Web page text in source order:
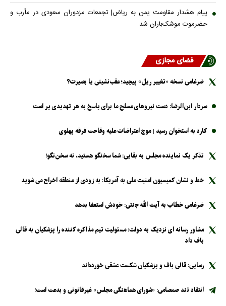
پیام هشدار مقاومت یمن به ریاض| تجمعات مزدوران سعودی در مأرب و
حضرموت موشک‌باران شد
فضای مجازی
ضرغامی نسخه «تغییر ریل» پیچید؛ عقب‌نشینی یا بصیرت؟
سردار ابن‌الرضا: دست نیرو‌های مسلح ما برای پاسخ به هر تهدیدی پر است
کارد به استخوان رسید | موج اعتراضات علیه وقاحت فرقه پهلوی
تذکر یک نماینده مجلس به بقایی: شما سخنگو هستید، نه سخن‌نگو!
خط و نشان کمیسیون امنیت ملی به آمریکا: به زودی از منطقه اخراج می شوید
ضرغامی خطاب به آیت الله جنتی: خودش استعفا بدهد
مشاور رسانه ای نزدیک به دولت: مسئولیت تیم مذاکره کننده را پزشکیان به قالی
باف داد
رسایی: قالی باف و پزشکیان شکست عشقی خورده‌اند
انتقاد تند صمصامی: «شورای هماهنگی مجلس» غیرقانونی و بدعت است!